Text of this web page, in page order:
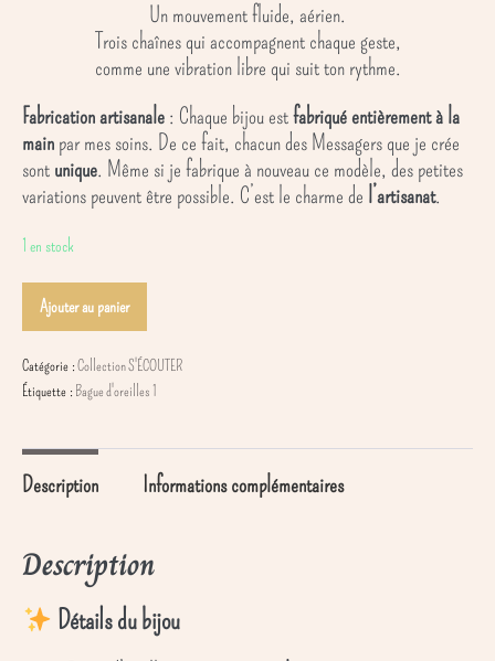
Un mouvement fluide, aérien.
Trois chaînes qui accompagnent chaque geste,
comme une vibration libre qui suit ton rythme.
Fabrication artisanale : Chaque bijou estfabriqué entièrement à la
main par mes soins. De ce fait, chacun des Messagers que je crée
sont unique. Même si je fabrique à nouveau ce modèle, des petites
variations peuvent être possible. C’est le charme de l’artisanat.
1 en stock
quantité
de
Triple-
Croche
Gauche)
Ajouter au panier
Catégorie :Collection S'ÉCOUTER
Étiquette : Bague d'oreilles 1
Description Informations complémentaires
Description
Détails du bijou